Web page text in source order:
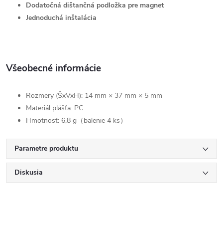
Dodatočná dištančná podložka pre magnet
Jednoduchá inštalácia
Všeobecné informácie
Rozmery (ŠxVxH): 14 mm × 37 mm × 5 mm
Materiál plášťa: PC
Hmotnosť: 6,8 g（balenie 4 ks）
Parametre produktu
Diskusia